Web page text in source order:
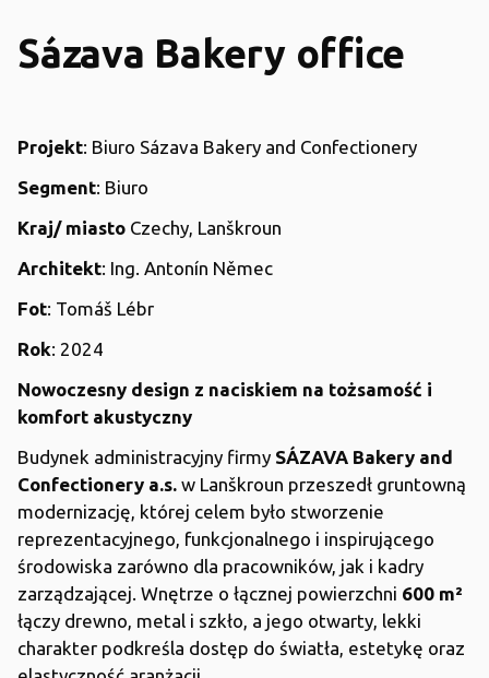
Sázava Bakery office
Projekt: Biuro Sázava Bakery and Confectionery
Segment: Biuro
Kraj/ miasto Czechy, Lanškroun
Architekt: Ing. Antonín Němec
Fot: Tomáš Lébr
Rok: 2024
Nowoczesny design z naciskiem na tożsamość i
komfort akustyczny
Budynek administracyjny firmy SÁZAVA Bakery and
Confectionery a.s. w Lanškroun przeszedł gruntowną
modernizację, której celem było stworzenie
reprezentacyjnego, funkcjonalnego i inspirującego
środowiska zarówno dla pracowników, jak i kadry
zarządzającej. Wnętrze o łącznej powierzchni 600 m²
łączy drewno, metal i szkło, a jego otwarty, lekki
charakter podkreśla dostęp do światła, estetykę oraz